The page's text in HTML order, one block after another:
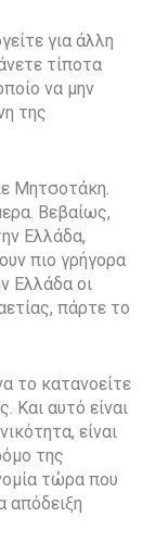
για άλλη
τίποτα
να μην
της
Μητσοτάκη.
Βεβαίως,
Ελλάδα,
πιο γρήγορα
Ελλάδα οι
πάρτε το
το κατανοείτε
Και αυτό είναι
είναι
της
τώρα που
απόδειξη